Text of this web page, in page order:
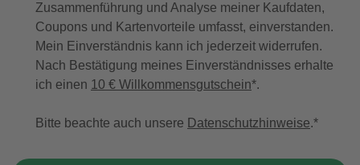
Zusammenführung und Analyse meiner Kaufdaten,
Coupons und Kartenvorteile umfasst, einverstanden.
Mein Einverständnis kann ich jederzeit widerrufen.
Nach Bestätigung meines Einverständnisses erhalte
ich einen 10 € Willkommensgutschein*.
Bitte beachte auch unsere Datenschutzhinweise.